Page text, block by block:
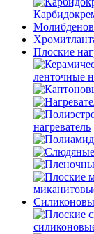
Плоские
ленточные
нагреватель